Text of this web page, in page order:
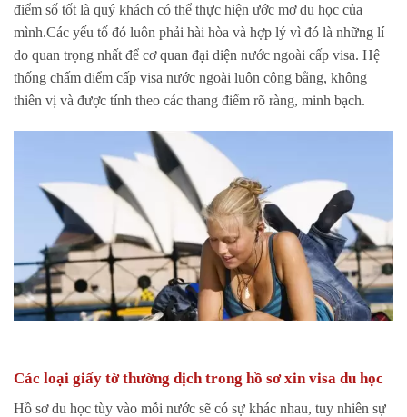
điểm số tốt là quý khách có thể thực hiện ước mơ du học của
mình.Các yếu tố đó luôn phải hài hòa và hợp lý vì đó là những lí
do quan trọng nhất để cơ quan đại diện nước ngoài cấp visa. Hệ
thống chấm điểm cấp visa nước ngoài luôn công bằng, không
thiên vị và được tính theo các thang điểm rõ ràng, minh bạch.
Các loại giấy tờ thường dịch trong hồ sơ xin visa du học
Hồ sơ du học tùy vào mỗi nước sẽ có sự khác nhau, tuy nhiên sự